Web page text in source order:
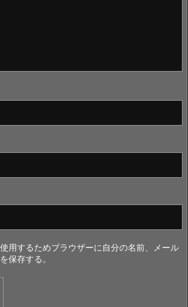
用するためブラウザーに自分の名前、メール
保存する。